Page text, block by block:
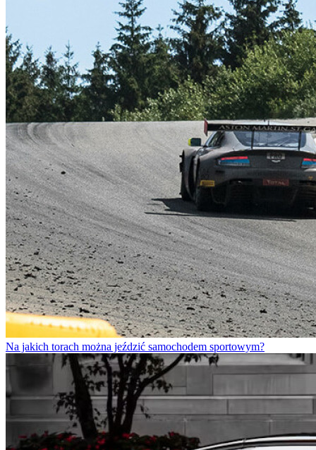
Na jakich torach można jeździć samochodem sportowym?